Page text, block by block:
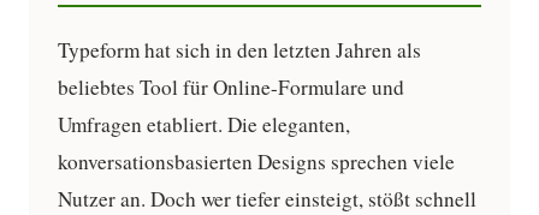
Typeform hat sich in den letzten Jahren als
beliebtes Tool für Online-Formulare und
Umfragen etabliert. Die eleganten,
konversationsbasierten Designs sprechen viele
Nutzer an. Doch wer tiefer einsteigt, stößt schnell